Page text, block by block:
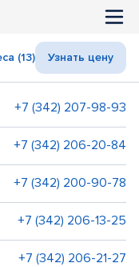
(13) Узнать цену
+7 (342) 207-98-93
+7 (342) 206-20-84
+7 (342) 200-90-78
+7 (342) 206-13-25
+7 (342) 206-21-27